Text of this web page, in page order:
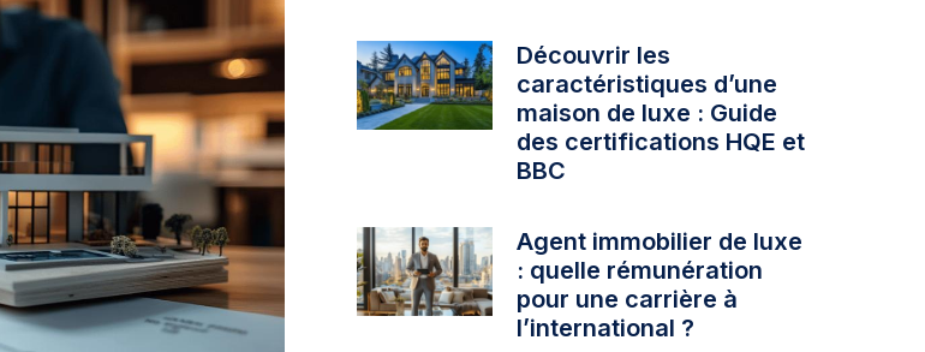
Découvrir les
caractéristiques d’une
maison de luxe : Guide
des certifications HQE et
BBC
Agent immobilier de luxe
: quelle rémunération
pour une carrière à
l’international ?